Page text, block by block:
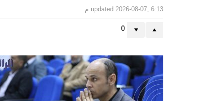
updated 2026-08-07, 6:13 م
0